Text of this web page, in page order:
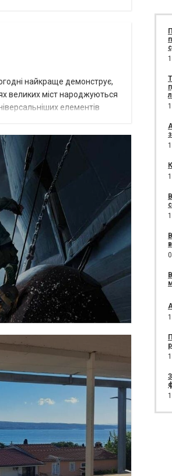
найкраще демонструє,
великих міст народжуються
елементів